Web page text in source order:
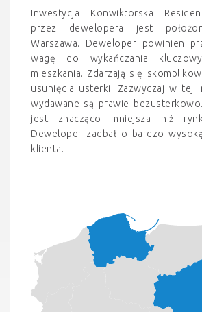
Inwestycja Konwiktorska
przez dewelopera jest
Warszawa. Deweloper powinien
wagę do wykańczania
mieszkania. Zdarzają się
usunięcia usterki. Zazwyczaj w tej
wydawane są prawie
jest znacząco mniejsza niż
Deweloper zadbał o bardzo
klienta.